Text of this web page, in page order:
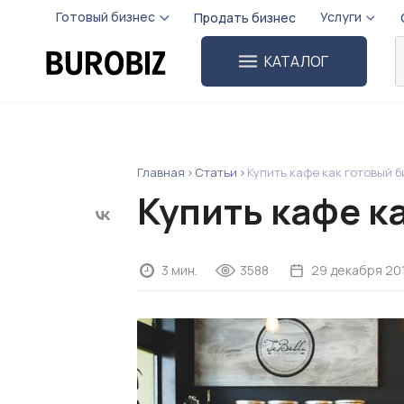
Готовый бизнес Продать бизнес Услуги
КАТАЛОГ
Главная Статьи Купить кафе как готовый
Купить кафе
3 мин. 3588 29 декабря